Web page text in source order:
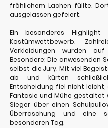
fröhlichem Lachen füllte.
ausgelassen gefeiert.
Ein besonderes
Kostümwettbewerb.
Verkleidungen wurden
Besondere: Die anwesenden
selbst die Jury. Mit viel
ab und kürten
Entscheidung fiel nicht
Fantasie und Mühe gestaltet
Sieger über einen
Überraschung und eine
besonderen Tag.